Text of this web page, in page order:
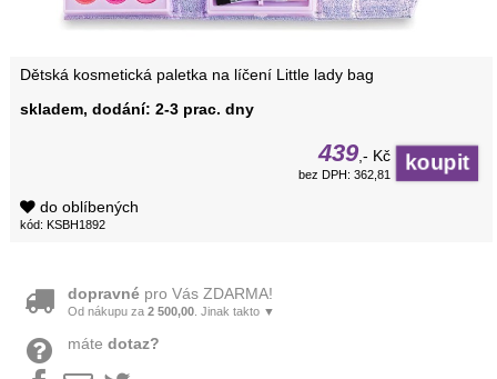
Dětská kosmetická paletka na líčení Little lady bag
skladem, dodání: 2-3 prac. dny
439 ,- Kč
bez DPH: 362,81
do oblíbených
kód: KSBH1892
dopravnépro Vás ZDARMA!
Od nákupu za 2 500,00. Jinak takto ▼
máte dotaz?